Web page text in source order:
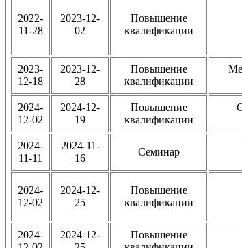
2022-
11-28
2023-12-
02
Повышение
квалификации
2023-
12-18
2023-12-
28
Повышение
квалификации
2024-
12-02
2024-12-
19
Повышение
квалификации
2024-
11-11
2024-11-
16
Семинар
2024-
12-02
2024-12-
25
Повышение
квалификации
2024-
2024-12-
Повышение